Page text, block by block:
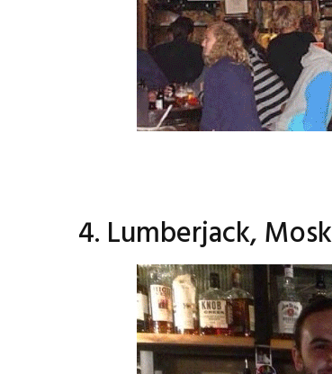
4. Lumberjack,